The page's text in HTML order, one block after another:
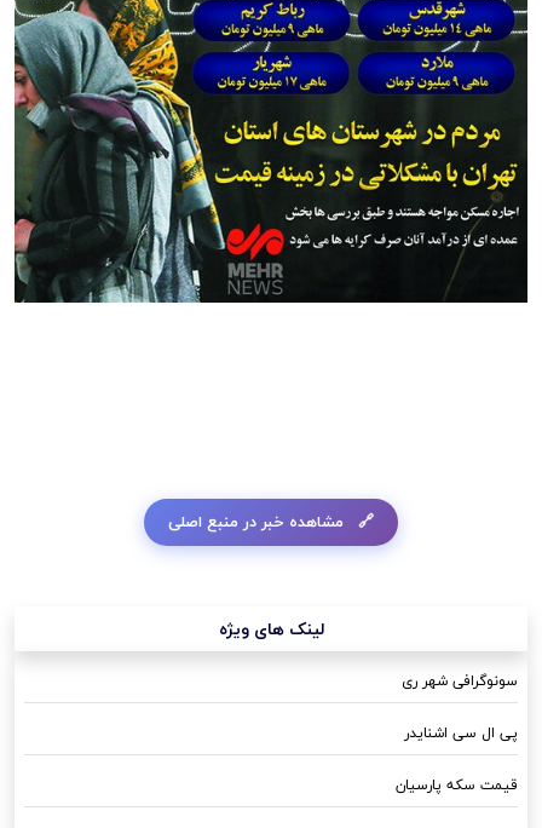
مشاهده خبر در منبع اصلی
لینک های ویژه
سونوگرافی شهر ری
پی ال سی اشنایدر
قیمت سکه پارسیان